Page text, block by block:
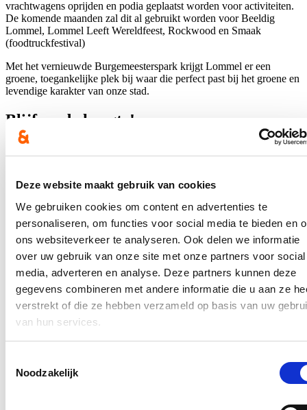
Deze website maakt gebruik van cookies
We gebruiken cookies om content en advertenties te
personaliseren, om functies voor social media te bieden en
ons websiteverkeer te analyseren. Ook delen we informatie
over uw gebruik van onze site met onze partners voor social
media, adverteren en analyse. Deze partners kunnen deze
gegevens combineren met andere informatie die u aan ze
verstrekt of die ze hebben verzameld op basis van uw
van hun services.
Noodzakelijk
vrachtwagens oprijden en podia geplaatst worden voor activiteiten.
De komende maanden zal dit al gebruikt worden voor Beeldig
Lommel, Lommel Leeft Wereldfeest, Rockwood en Smaak
(foodtruckfestival)
Met het vernieuwde Burgemeesterspark krijgt Lommel er een
groene, toegankelijke plek bij waar die perfect past bij het groene en
levendige karakter van onze stad.
Blijf op de hoogte!
Postcode
Ja, ik wens de nieuwsbrief van Sofie Mertens te ontvangen op
bovenstaand mailadres*
Klikhierom de privacyvoorwaarden te raadplegen
Nieuws
Nieuwe handboogclub feestelijk geopend in Lommel
22/03/26